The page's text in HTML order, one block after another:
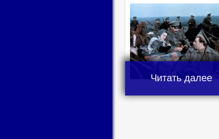
Читать далее